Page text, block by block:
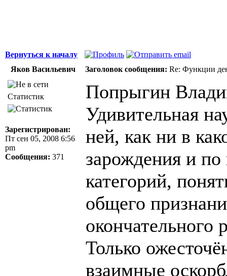
Вернуться к началу
Яков Васильевич
Заголовок сообщения: Re: Функции
Статистик
Зарегистрирован:
Пт сен 05, 2008 6:56
pm
Сообщения: 371
Попрыгин
Удивительная
ней, как ни в
зарождения и
категорий,
общего
окончательного
Только
взаимные